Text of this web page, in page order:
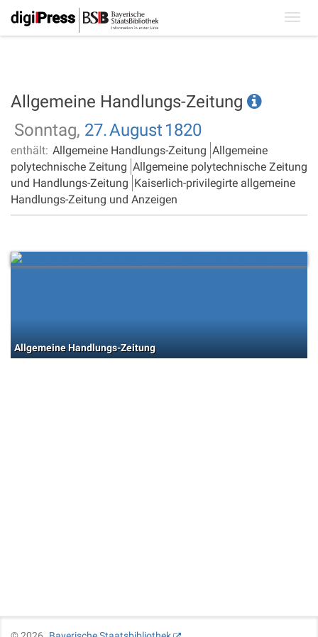
Allgemeine Handlungs-Zeitung
Sonntag, 27.August 1820
enthält: Allgemeine Handlungs-Zeitung Allgemeine
polytechnische Zeitung Allgemeine polytechnische Zeitung
und Handlungs-Zeitung Kaiserlich-privilegirte allgemeine
Handlungs-Zeitung und Anzeigen
Allgemeine Handlungs-Zeitung